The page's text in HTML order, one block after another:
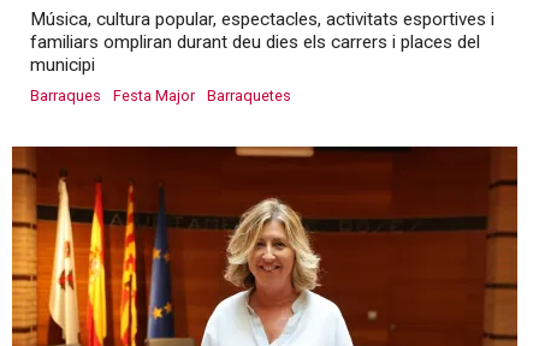
Música, cultura popular, espectacles, activitats esportives i
familiars ompliran durant deu dies els carrers i places del
municipi
Barraques Festa Major Barraquetes